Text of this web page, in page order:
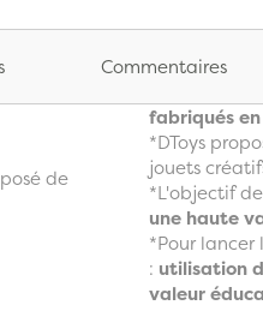
Commentaires
de
fabriqués
*DToys
jouets
*L'objectif
une haute
*Pour lancer
: utilisation
valeur